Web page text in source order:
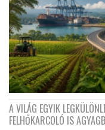
A VILÁG EGYIK
FELHŐKARCOLÓ IS